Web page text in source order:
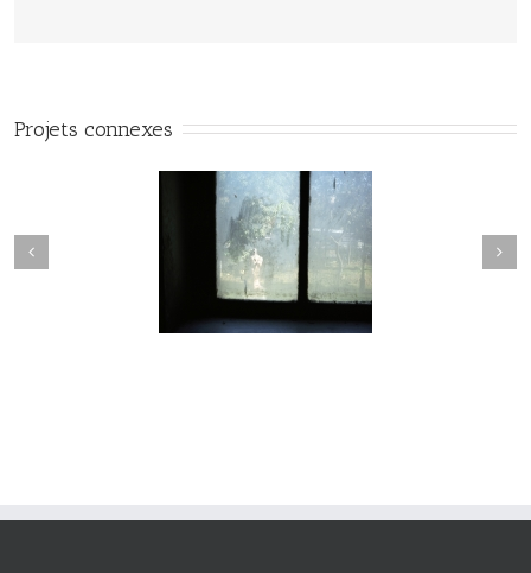
Projets connexes
Passage #016